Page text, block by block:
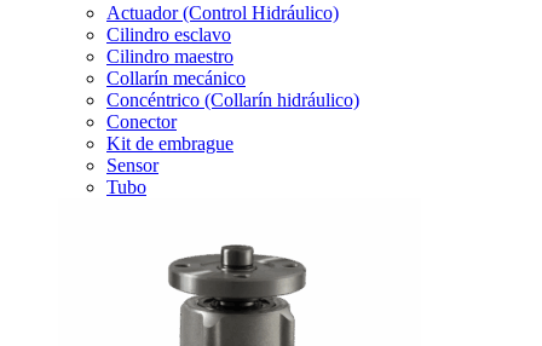
Actuador (Control Hidráulico)
Cilindro esclavo
Cilindro maestro
Collarín mecánico
Concéntrico (Collarín hidráulico)
Conector
Kit de embrague
Sensor
Tubo